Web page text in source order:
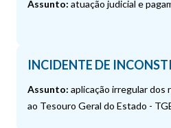
Assunto: atuação judicial e
INCIDENTE DE
Assunto: aplicação irregular dos
ao Tesouro Geral do Estado -